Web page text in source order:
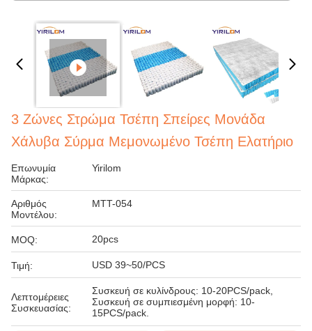
3 Ζώνες Στρώμα Τσέπη Σπείρες Μονάδα
Χάλυβα Σύρμα Μεμονωμένο Τσέπη Ελατήριο
Επωνυμία
Μάρκας:
Yirilom
Αριθμός
Μοντέλου:
MTT-054
MOQ: 20pcs
Τιμή: USD 39~50/PCS
Λεπτομέρειες
Συσκευασίας:
Συσκευή σε κυλίνδρους: 10-20PCS/pack,
Συσκευή σε συμπιεσμένη μορφή: 10-
15PCS/pack.